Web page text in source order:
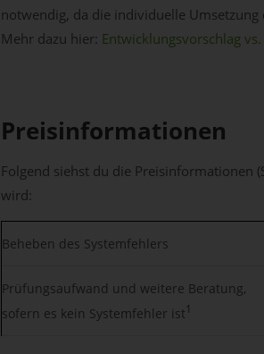
notwendig, da die individuelle
Mehr dazu hier: Entwicklungsvorschlag
Preisinformationen
Folgend siehst du die Preisinformationen
wird:
Beheben des Systemfehlers
Prüfungsaufwand und weitere Beratung,
sofern es kein Systemfehler ist 1